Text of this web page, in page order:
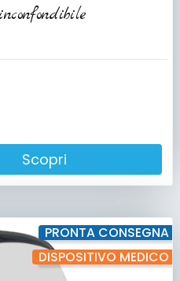
Scopri
PRONTA CONSEGNA
DISPOSITIVO MEDICO